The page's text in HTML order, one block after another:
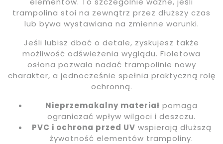
trampolina stoi na zewnątrz przez dłuższy czas
lub bywa wystawiana na zmienne warunki.
Jeśli lubisz dbać o detale, zyskujesz także
możliwość odświeżenia wyglądu. Fioletowa
osłona pozwala nadać trampolinie nowy
charakter, a jednocześnie spełnia praktyczną rolę
ochronną.
Nieprzemakalny materiał pomaga
ograniczać wpływ wilgoci i deszczu.
PVC i ochrona przed UV wspierają dłuższą
żywotność elementów trampoliny.